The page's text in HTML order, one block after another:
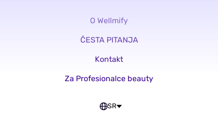
O Wellmify
ČESTA PITANJA
Kontakt
Za Profesionalce beauty
SR